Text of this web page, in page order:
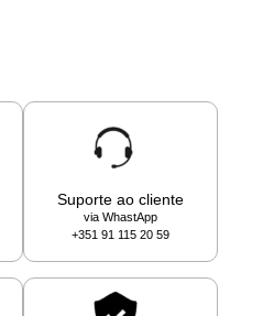
Suporte ao cliente
via WhastApp
+351 91 115 20 59